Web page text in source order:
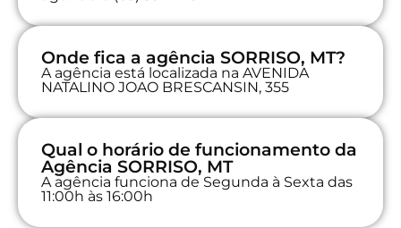
Onde fica a agência SORRISO, MT?
A agência está localizada na AVENIDA
NATALINO JOAO BRESCANSIN, 355
Qual o horário de funcionamento da
Agência SORRISO, MT
A agência funciona de Segunda à Sexta das
11:00h às 16:00h